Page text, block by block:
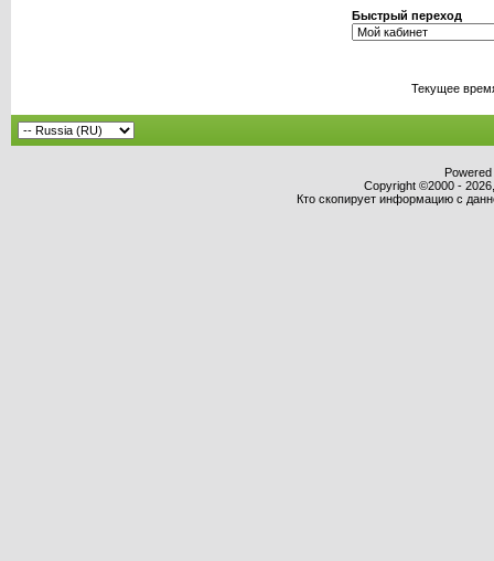
Быстрый переход
Текущее
Copyright ©2000 -
Кто скопирует информацию с